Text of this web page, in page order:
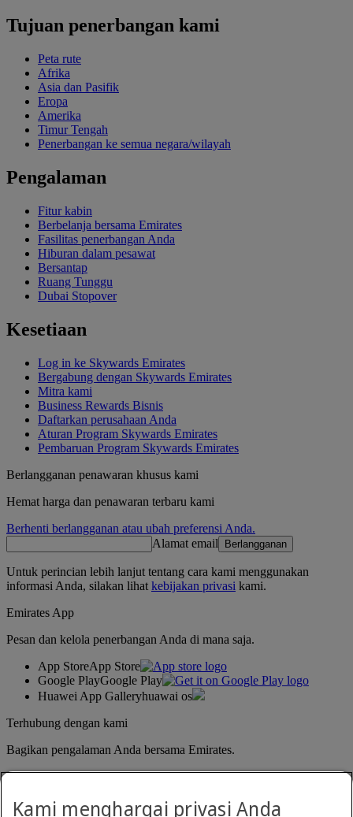
Tujuan penerbangan kami
Peta rute
Afrika
Asia dan Pasifik
Eropa
Amerika
Timur Tengah
Penerbangan ke semua negara/wilayah
Pengalaman
Fitur kabin
Berbelanja bersama Emirates
Fasilitas penerbangan Anda
Hiburan dalam pesawat
Bersantap
Ruang Tunggu
Dubai Stopover
Kesetiaan
Log in ke Skywards Emirates
Bergabung dengan Skywards Emirates
Mitra kami
Business Rewards Bisnis
Daftarkan perusahaan Anda
Aturan Program Skywards Emirates
Pembaruan Program Skywards Emirates
Berlangganan penawaran khusus kami
Hemat harga dan penawaran terbaru kami
Berhenti berlangganan atau ubah preferensi Anda.
Alamat email
Berlangganan
Untuk perincian lebih lanjut tentang cara kami menggunakan
informasi Anda, silakan lihat kebijakan privasi kami.
Emirates App
Pesan dan kelola penerbangan Anda di mana saja.
App StoreApp Store
Google PlayGoogle Play
Huawei App Galleryhuawai os
Terhubung dengan kami
Bagikan pengalaman Anda bersama Emirates.
Kami menghargai privasi Anda